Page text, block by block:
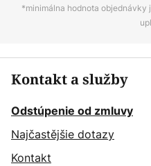
*minimálna hodnota objednávky
Kontakt a služby
Odstúpenie od zmluvy
Najčastějšie dotazy
Kontakt